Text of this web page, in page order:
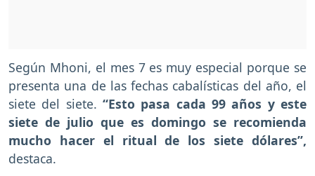
Según Mhoni, el mes 7 es muy especial porque se
presenta una de las fechas cabalísticas del año, el
siete del siete. “Esto pasa cada 99 años y este
siete de julio que es domingo se recomienda
mucho hacer el ritual de los siete dólares”,
destaca.